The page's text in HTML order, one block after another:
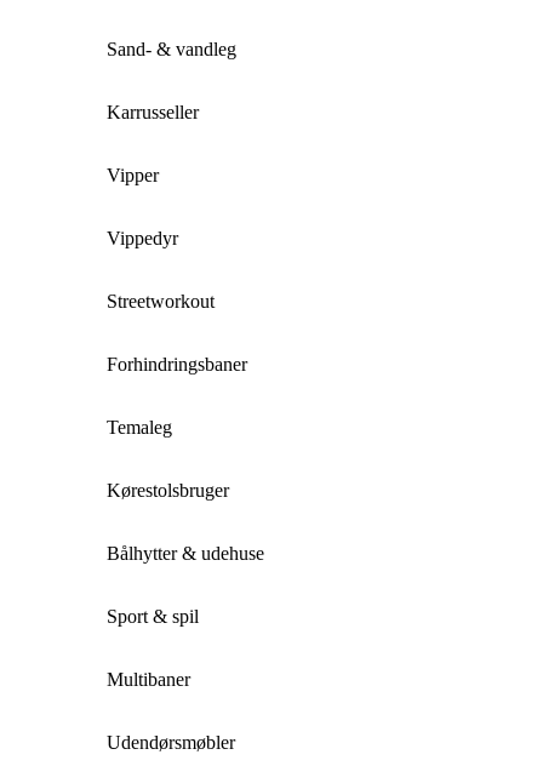
Sand- & vandleg
Karrusseller
Vipper
Vippedyr
Streetworkout
Forhindringsbaner
Temaleg
Kørestolsbruger
Bålhytter & udehuse
Sport & spil
Multibaner
Udendørsmøbler